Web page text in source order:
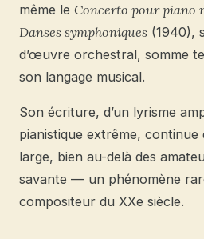
même le Concerto pour piano
Danses symphoniques (1940),
d’œuvre orchestral, somme
son langage musical.
Son écriture, d’un lyrisme
pianistique extrême, continue
large, bien au-delà des
savante — un phénomène
compositeur du XXe siècle.